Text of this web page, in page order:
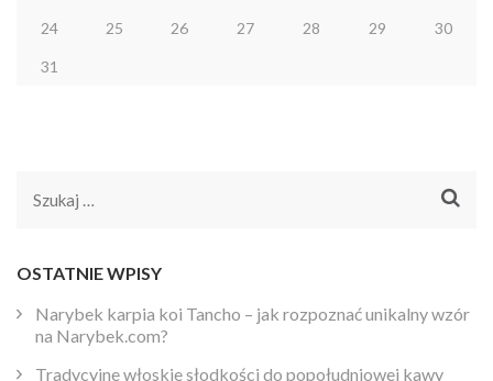
24 25 26 27 28 29 30
31
Szukaj:
OSTATNIE WPISY
Narybek karpia koi Tancho – jak rozpoznać unikalny wzór
na Narybek.com?
Tradycyjne włoskie słodkości do popołudniowej kawy